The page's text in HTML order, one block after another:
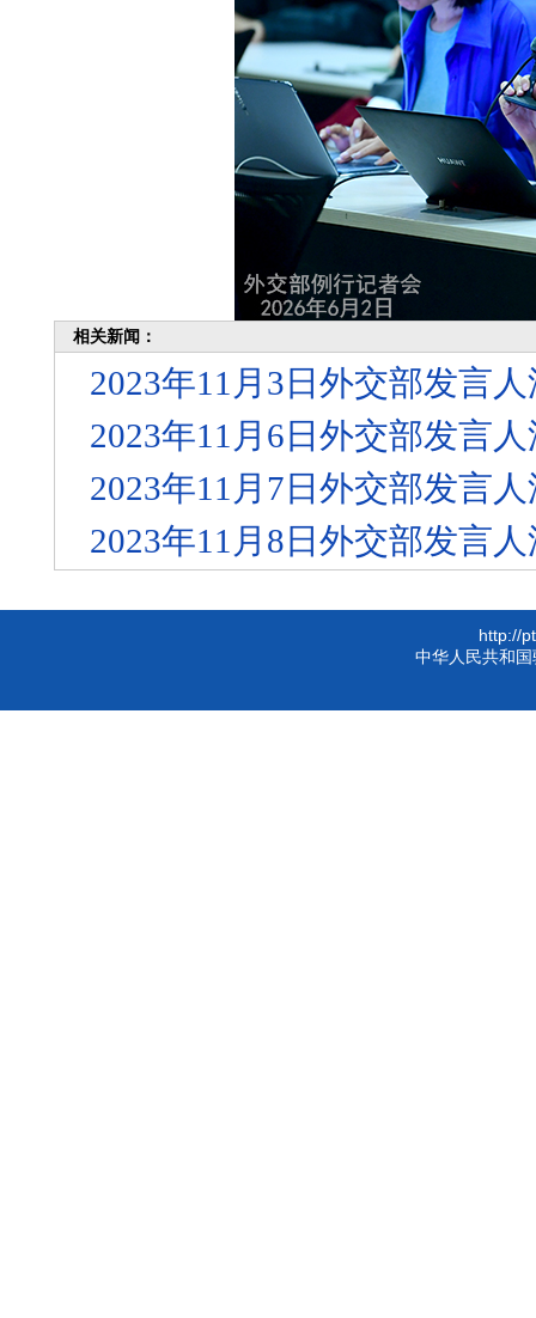
相关新闻：
2023年11月3日外交部发言
2023年11月6日外交部发言
2023年11月7日外交部发言
2023年11月8日外交部发言
http://
中华人民共和